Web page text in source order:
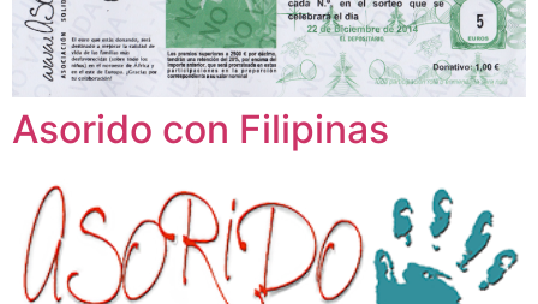
Asorido con Filipinas